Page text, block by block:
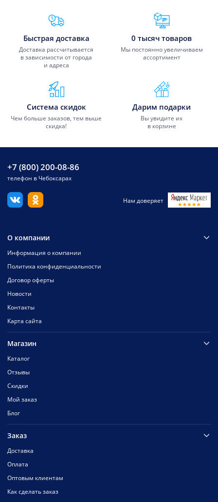
Преимущества Fixmobile
Быстрая доставка
Доставка рассчитывается
в зависимости от города
и адреса
0 тысяч товаров
Мы постоянно увеличиваем
ассортимент
Система скидок
Чем больше заказов, тем выше
скидка!
Дарим подарки
Вы увидите их
в корзине
+7 (800) 200-08-86
телефон в Чебоксарах
Нам доверяет
О компании
Информация о компании
Политика конфиденциальности
Договор оферты
Новости
Контакты
Карта сайта
Магазин
Каталог
Отзывы
Скидки
Мой заказ
Блог
Заказ
Доставка
Оплата
Оптовым клиентам
Как сделать заказ